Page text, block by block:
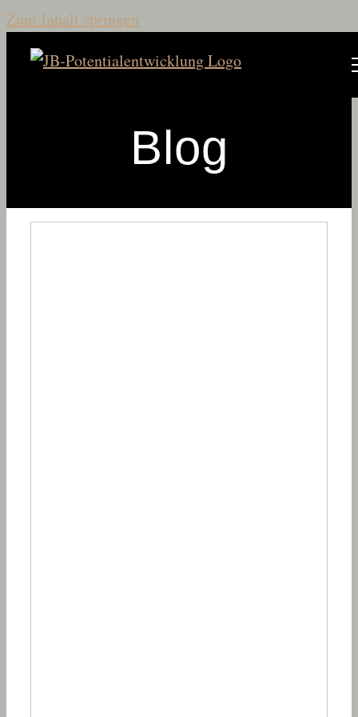
Zum Inhalt springen
Blog